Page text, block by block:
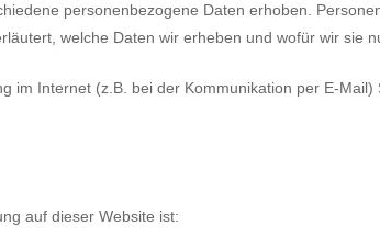
personenbezogene Daten erhoben.
welche Daten wir erheben und wofür wir sie
im Internet (z.B. bei der Kommunikation per E-
auf dieser Website ist: